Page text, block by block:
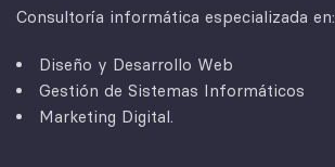
Consultoría informática especializada en:
Diseño y Desarrollo Web
Gestión de Sistemas Informáticos
Marketing Digital.